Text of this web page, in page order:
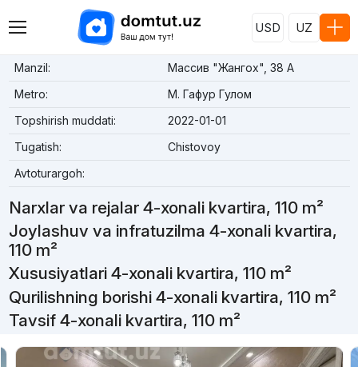
USD UZ
Manzil:
Массив "Жангох", 38 А
Metro:
М. Гафур Гулом
Topshirish muddati:
2022-01-01
Tugatish:
Chistovoy
Avtoturargoh:
Narxlar va rejalar 4-xonali kvartira, 110 m²
Joylashuv va infratuzilma 4-xonali kvartira,
110 m²
Xususiyatlari 4-xonali kvartira, 110 m²
Qurilishning borishi 4-xonali kvartira, 110 m²
Tavsif 4-xonali kvartira, 110 m²